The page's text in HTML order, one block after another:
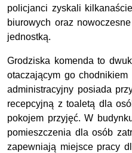
policjanci zyskali
biurowych oraz
jednostką.
Grodziska komenda to
otaczającym go
administracyjny posiada
recepcyjną z toaletą dla
pokojem przyjęć. W
pomieszczenia dla osób
zapewniają miejsce pracy